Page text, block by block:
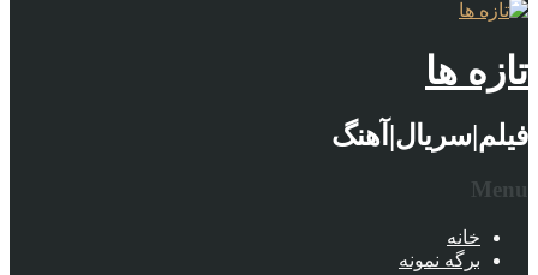
تازه ها
فیلم|سریال|آهنگ
Menu
خانه
برگه نمونه